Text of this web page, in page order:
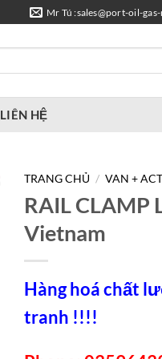
Mr Tú :sales@port-oil-
LIÊN HỆ
TRANG CHỦ / VAN +
RAIL CLAMP
Vietnam
Hàng hoá chất
tranh !!!!